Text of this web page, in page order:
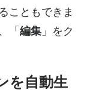
こともできま
「 編集 」をク
を自動生